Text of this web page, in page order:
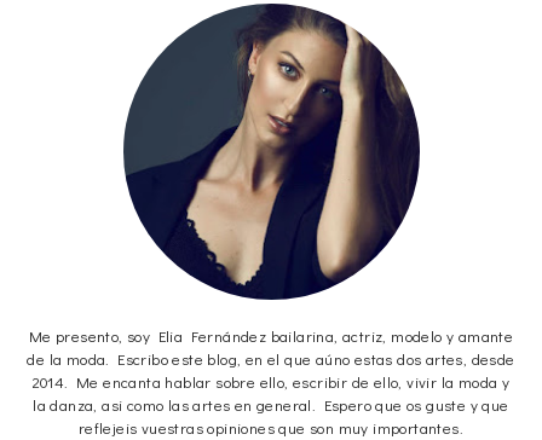
Me presento, soy Elia Fernández bailarina, actriz, modelo y amante
de la moda. Escribo este blog, en el que aúno estas dos artes, desde
2014. Me encanta hablar sobre ello, escribir de ello, vivir la moda y
la danza, asi como las artes en general. Espero que os guste y que
reflejeis vuestras opiniones que son muy importantes.